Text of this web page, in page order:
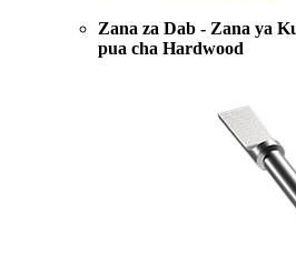
Zana za Dab - Zana ya
pua cha Hardwood